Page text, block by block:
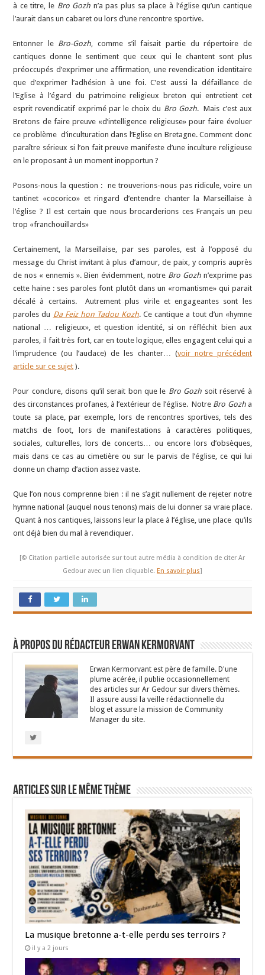
à ce titre, le Bro Gozh n’a pas plus sa place à l’église qu’un cantique
l’aurait dans un cabaret ou lors d’une rencontre sportive.
Entonner le Bro-Gozh , comme s’il faisait partie du répertoire de
cantiques donne le sentiment que ceux qui le chantent sont plus
préoccupés d’exprimer une affirmation, une revendication identitaire
que d’exprimer l’adhésion à une foi. C’est aussi la défaillance de
l’Eglise à l’égard du patrimoine religieux breton qui entretient cet
esprit revendicatif exprimé par le choix du Bro Gozh. Mais c’est aux
Bretons de faire preuve «d’intelligence religieuse» pour faire évoluer
ce problème d’inculturation dans l’Eglise en Bretagne. Comment donc
paraître sérieux si l’on fait preuve manifeste d’une inculture religieuse
en le proposant à un moment inopportun ?
Posons-nous la question : ne trouverions-nous pas ridicule, voire un
tantinet «cocorico» et ringard d’entendre chanter la Marseillaise à
l’église ? Il est certain que nous brocarderions ces Français un peu
trop «franchouillards»
Certainement, la Marseillaise, par ses paroles, est à l’opposé du
message du Christ invitant à plus d’amour, de paix, y compris auprès
de nos « ennemis ». Bien évidemment, notreBro Gozhn’exprime pas
cette haine : ses paroles font plutôt dans un «romantisme» qui parait
décalé à certains. Autrement plus virile et engageantes sont les
paroles du Da Feiz hon Tadou Kozh. Ce cantique a tout d’un «hymne
national … religieux», et question identité, si on réfléchit bien aux
paroles, il fait très fort, car en toute logique, elles engagent celui qui a
l’imprudence (ou l’audace) de les chanter… (voir notre précédent
article sur ce sujet ).
Pour conclure, disons qu’il serait bon que le Bro Gozh soit réservé à
des circonstances profanes, à l’extérieur de l’église. Notre Bro Gozha
toute sa place, par exemple, lors de rencontres sportives, tels des
matchs de foot, lors de manifestations à caractères politiques,
sociales, culturelles, lors de concerts… ou encore lors d’obsèques,
mais dans ce cas au cimetière ou sur le parvis de l’église, ce qui lui
donne un champ d’action assez vaste.
Que l’on nous comprenne bien : il ne s’agit nullement de rejeter notre
hymne national (auquel nous tenons) mais de lui donner sa vraie place.
Quant à nos cantiques, laissons leur la place à l’église, une place qu’ils
ont déjà bien du mal à revendiquer.
[© Citation partielle autorisée sur tout autre média à condition de citer Ar
Gedour avec un lien cliquable. En savoir plus]
À propos du rédacteur Erwan Kermorvant
Erwan Kermorvant est père de famille. D'une
plume acérée, il publie occasionnellement
des articles sur Ar Gedour sur divers thèmes.
Il assure aussi la veille rédactionnelle du
blog et assure la mission de Community
Manager du site.
Articles sur le même thème
La musique bretonne a-t-elle perdu ses terroirs ?
il y a 2 jours